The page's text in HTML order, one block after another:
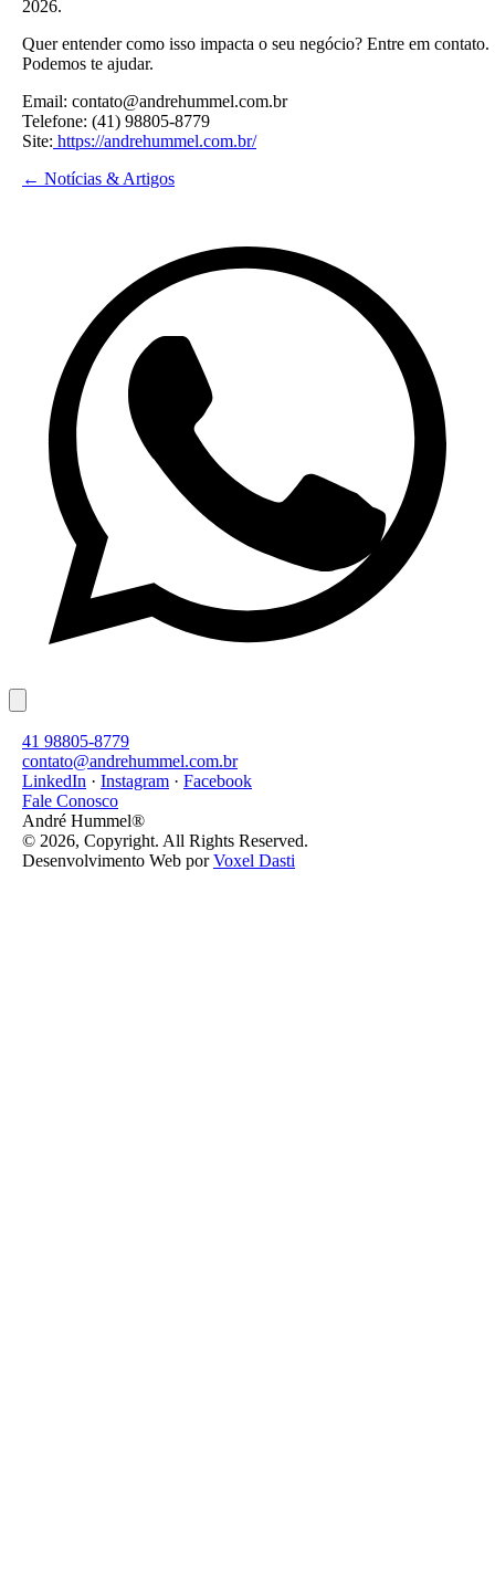
2026.
Quer entender como isso impacta o seu negócio? Entre em contato.
Podemos te ajudar.
Email: contato@andrehummel.com.br
Telefone: (41) 98805-8779
Site: https://andrehummel.com.br/
← Notícias & Artigos
41 98805-8779
contato@andrehummel.com.br
LinkedIn · Instagram · Facebook
Fale Conosco
André Hummel®
© 2026, Copyright. All Rights Reserved.
Desenvolvimento Web porVoxel Dasti